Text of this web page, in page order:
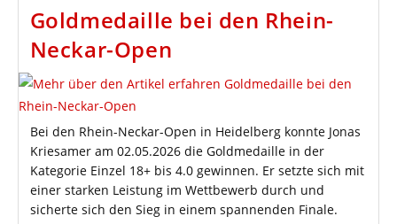
Zwei
Erfolgreiche
Graduierungen
Zum
Dan
Goldmedaille bei den Rhein-
Neckar-Open
Bei den Rhein-Neckar-Open in Heidelberg konnte Jonas
Kriesamer am 02.05.2026 die Goldmedaille in der
Kategorie Einzel 18+ bis 4.0 gewinnen. Er setzte sich mit
einer starken Leistung im Wettbewerb durch und
sicherte sich den Sieg in einem spannenden Finale.